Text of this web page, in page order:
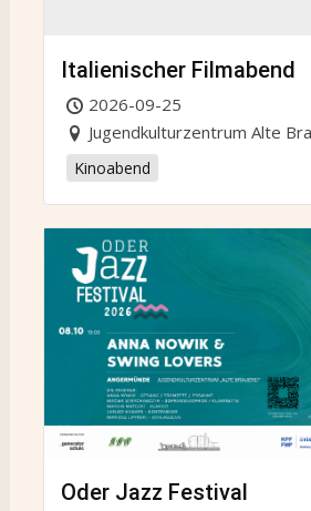
Italienischer Filmabend
2026-09-25
Jugendkulturzentrum Alte
Kinoabend
Oder Jazz Festival